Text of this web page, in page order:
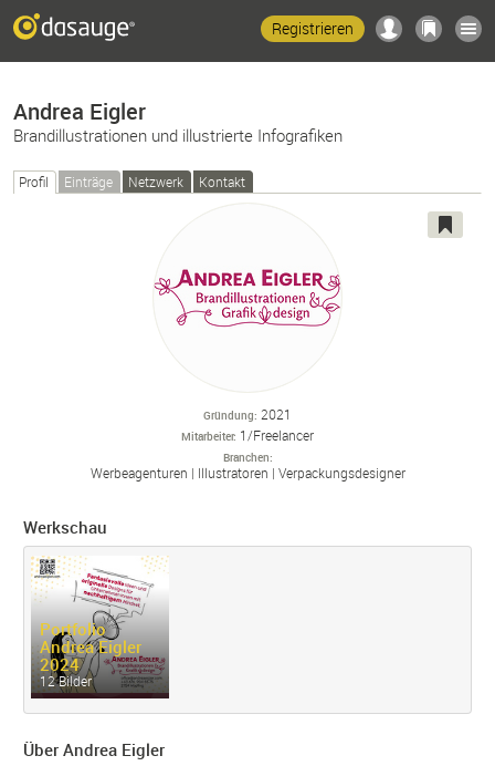
Registrieren
Andrea Eigler
Brandillustrationen und illustrierte Infografiken
Profil Einträge Netzwerk Kontakt
Gründung 2021
Mitarbeiter 1/Freelancer
Branchen
Werbeagenturen Illustratoren Verpackungsdesigner
Werkschau
Portfolio
Andrea Eigler
2024
12 Bilder
Über Andrea Eigler